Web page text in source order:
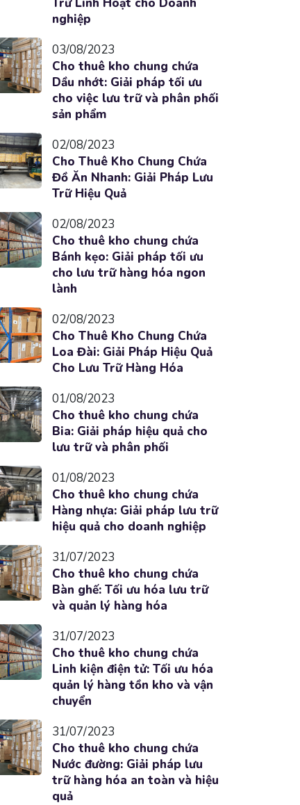
nghiệp
03/08/2023
Cho thuê kho chung chứa
Dầu nhớt: Giải pháp tối ưu
cho việc lưu trữ và phân phối
sản phẩm
02/08/2023
Cho Thuê Kho Chung Chứa
Đồ Ăn Nhanh: Giải Pháp Lưu
Trữ Hiệu Quả
02/08/2023
Cho thuê kho chung chứa
Bánh kẹo: Giải pháp tối ưu
cho lưu trữ hàng hóa ngon
lành
02/08/2023
Cho Thuê Kho Chung Chứa
Loa Đài: Giải Pháp Hiệu Quả
Cho Lưu Trữ Hàng Hóa
01/08/2023
Cho thuê kho chung chứa
Bia: Giải pháp hiệu quả cho
lưu trữ và phân phối
01/08/2023
Cho thuê kho chung chứa
Hàng nhựa: Giải pháp lưu trữ
hiệu quả cho doanh nghiệp
31/07/2023
Cho thuê kho chung chứa
Bàn ghế: Tối ưu hóa lưu trữ
và quản lý hàng hóa
31/07/2023
Cho thuê kho chung chứa
Linh kiện điện tử: Tối ưu hóa
quản lý hàng tồn kho và vận
chuyển
31/07/2023
Cho thuê kho chung chứa
Nước đường: Giải pháp lưu
trữ hàng hóa an toàn và hiệu
quả